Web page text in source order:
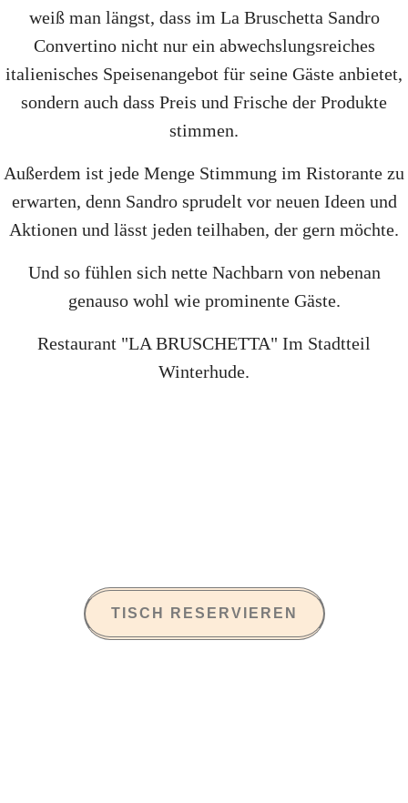
weiß man längst, dass im La Bruschetta Sandro
Convertino nicht nur ein abwechslungsreiches
italienisches Speisenangebot für seine Gäste anbietet,
sondern auch dass Preis und Frische der Produkte
stimmen.
Außerdem ist jede Menge Stimmung im Ristorante zu
erwarten, denn Sandro sprudelt vor neuen Ideen und
Aktionen und lässt jeden teilhaben, der gern möchte.
Und so fühlen sich nette Nachbarn von nebenan
genauso wohl wie prominente Gäste.
Restaurant "LA BRUSCHETTA" Im Stadtteil
Winterhude.
TISCH RESERVIEREN